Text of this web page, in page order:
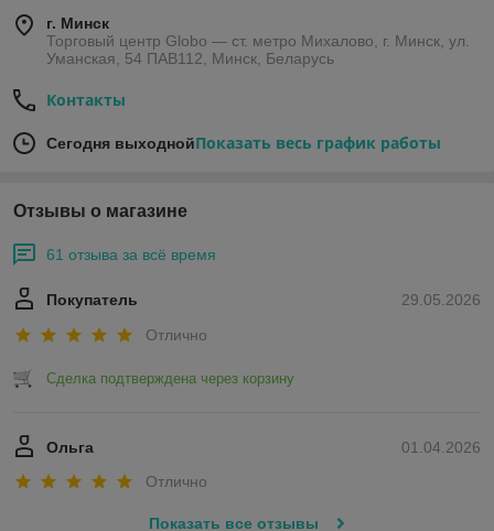
г. Минск
Торговый центр Globo — ст. метро Михалово, г. Минск, ул.
Уманская, 54 ПАВ112, Минск, Беларусь
Контакты
Сегодня выходнойПоказать весь график работы
Отзывы о магазине
61 отзыва за всё время
29.05.2026
Покупатель
Отлично
Сделка подтверждена через корзину
01.04.2026
Ольга
Отлично
Показать все отзывы